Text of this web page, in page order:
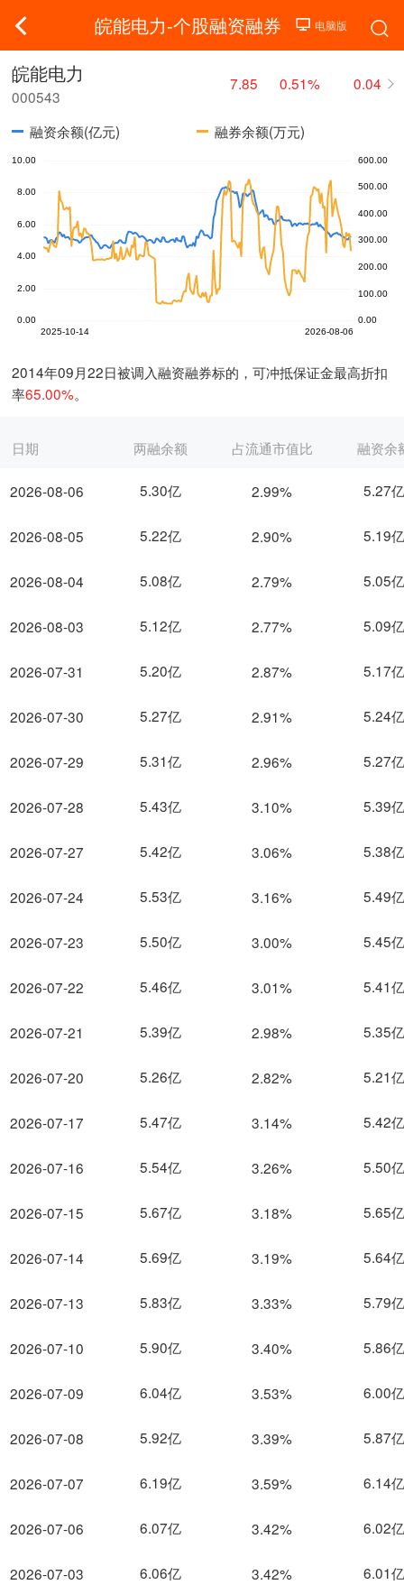
皖能电力-个股融资融券
皖能电力
000543
7.85 0.51% 0.04
融资余额(亿元) 融券余额(万元)
2014年09月22日被调入融资融券标的，可冲抵保证金最高折扣
率65.00%。
日期
2026-08-06
2026-08-05
2026-08-04
2026-08-03
2026-07-31
2026-07-30
2026-07-29
2026-07-28
2026-07-27
2026-07-24
2026-07-23
2026-07-22
2026-07-21
2026-07-20
2026-07-17
2026-07-16
2026-07-15
2026-07-14
2026-07-13
2026-07-10
2026-07-09
2026-07-08
2026-07-07
2026-07-06
2026-07-03
两融余额 占流通市值比 融资余
5.30亿 2.99% 5.27亿
5.22亿 2.90% 5.19亿
5.08亿 2.79% 5.05亿
5.12亿 2.77% 5.09亿
5.20亿 2.87% 5.17亿
5.27亿 2.91% 5.24亿
5.31亿 2.96% 5.27亿
5.43亿 3.10% 5.39亿
5.42亿 3.06% 5.38亿
5.53亿 3.16% 5.49亿
5.50亿 3.00% 5.45亿
5.46亿 3.01% 5.41亿
5.39亿 2.98% 5.35亿
5.26亿 2.82% 5.21亿
5.47亿 3.14% 5.42亿
5.54亿 3.26% 5.50亿
5.67亿 3.18% 5.65亿
5.69亿 3.19% 5.64亿
5.83亿 3.33% 5.79亿
5.90亿 3.40% 5.86亿
6.04亿 3.53% 6.00亿
5.92亿 3.39% 5.87亿
6.19亿 3.59% 6.14亿
6.07亿 3.42% 6.02亿
6.06亿 3.42% 6.01亿